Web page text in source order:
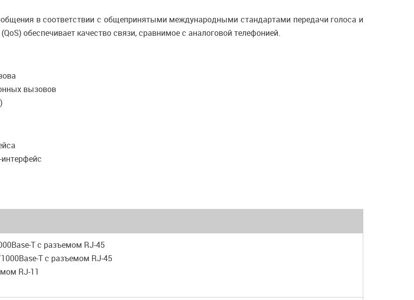
в соответствии с общепринятыми международными стандартами передачи голоса и
обеспечивает качество связи, сравнимое с аналоговой телефонией.
вызовов
T с разъемом RJ-45
T с разъемом RJ-45
RJ-11